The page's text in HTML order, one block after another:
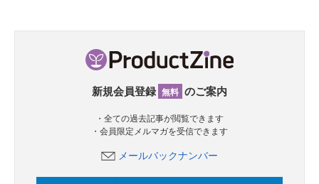
新規会員登録 無料 のご案内
・全ての過去記事が閲覧できます
・会員限定メルマガを受信できます
メールバックナンバー